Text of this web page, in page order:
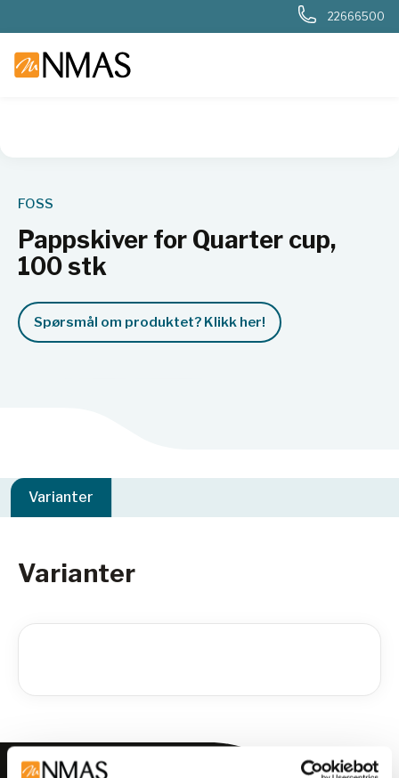
22666500
FOSS
Pappskiver for Quarter cup,
100 stk
Spørsmål om produktet? Klikk her!
Varianter
Varianter